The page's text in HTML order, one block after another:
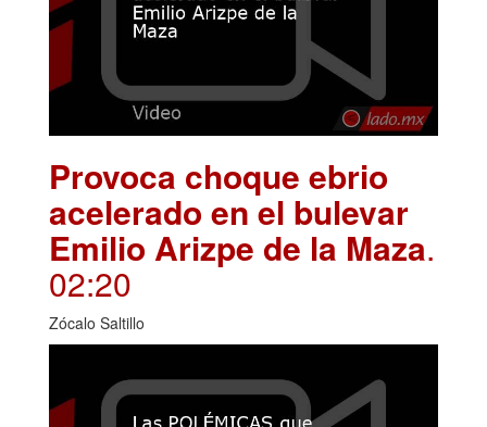
Provoca choque ebrio
acelerado en el bulevar
Emilio Arizpe de la Maza.
02:20
Zócalo Saltillo